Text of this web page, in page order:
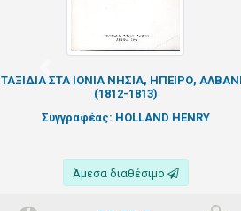
ΤΑΞΙΔΙΑ ΣΤΑ ΙΟΝΙΑ ΝΗΣΙΑ, ΗΠΕΙΡΟ,
(1812-1813)
Συγγραφέας: HOLLAND HENRY
Άμεσα διαθέσιμο
Previous